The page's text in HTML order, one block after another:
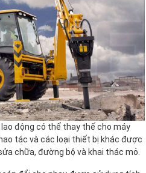
động có thể thay thế cho máy
tác và các loại thiết bị khác được
chữa, đường bộ và khai thác mỏ.